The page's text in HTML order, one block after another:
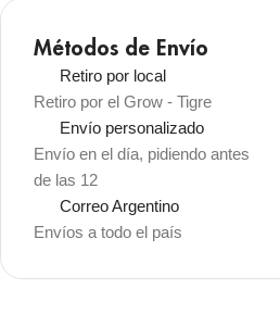
Métodos de Envío
Retiro por local
Retiro por el Grow - Tigre
Envío personalizado
Envío en el día, pidiendo antes
de las 12
Correo Argentino
Envíos a todo el país